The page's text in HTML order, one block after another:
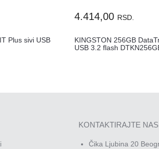
Plus sivi USB
4.414,00 RSD.
KINGSTON 256GB
USB 3.2 flash
KONTAKTIRAJTE NAS
Čika Ljubina 20